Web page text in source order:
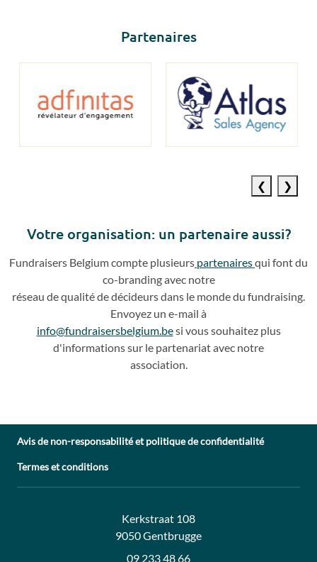
Partenaires
Votre organisation: un partenaire aussi?
Fundraisers Belgium compte plusieurs partenairesqui font du
co-branding avec notre
réseau de qualité de décideurs dans le monde du fundraising.
Envoyez un e-mail à
info@fundraisersbelgium.besi vous souhaitez plus
d'informations sur le partenariat avec notre
association.
Avis de non-responsabilité et politique de confidentialité
Termes et conditions
Contact:
Adresse:
Kerkstraat 108
9050 Gentbrugge
09 233 48 66